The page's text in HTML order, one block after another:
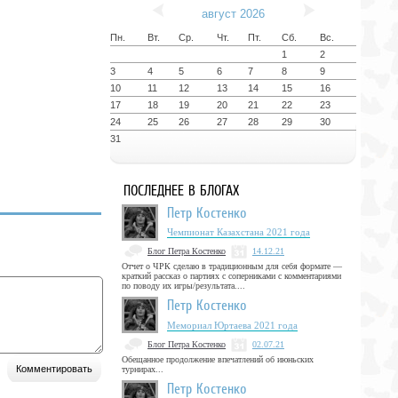
август 2026
Пн. Вт. Ср. Чт. Пт. Сб.
Вс.
1
2
3
4 5 6 7 8
9
10
11 12 13 14 15
16
17
18 19 20 21 22
23
24
25 26 27 28 29
30
31
ПОСЛЕДНЕЕ В БЛОГАХ
Петр Костенко
Чемпионат Казахстана 2021 года
Блог Петра Костенко
14.12.21
Отчет о ЧРК сделаю в традиционным для себя формате —
краткий рассказ о партиях с соперниками с комментариями
по поводу их игры/результата....
Петр Костенко
Мемориал Юртаева 2021 года
Блог Петра Костенко
02.07.21
Обещанное продолжение впечатлений об июньских
турнирах...
Петр Костенко